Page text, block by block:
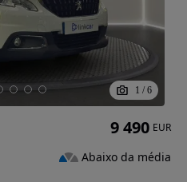
1 / 6
9 490 EUR
Abaixo da média